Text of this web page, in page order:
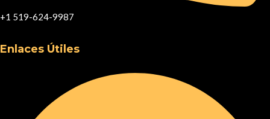
+1 519-624-9987
Enlaces Útiles